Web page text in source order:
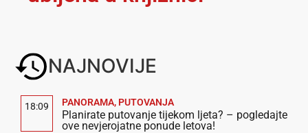
NAJNOVIJE
18:09 PANORAMA, PUTOVANJA
Planirate putovanje tijekom ljeta? – pogledajte
ove nevjerojatne ponude letova!